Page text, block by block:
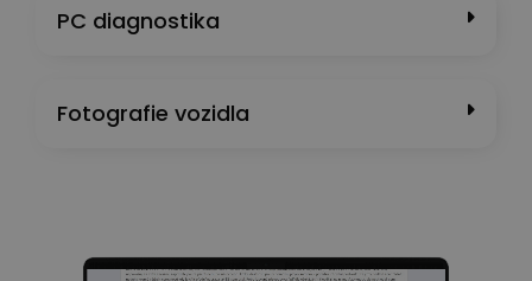
PC diagnostika
Fotografie vozidla